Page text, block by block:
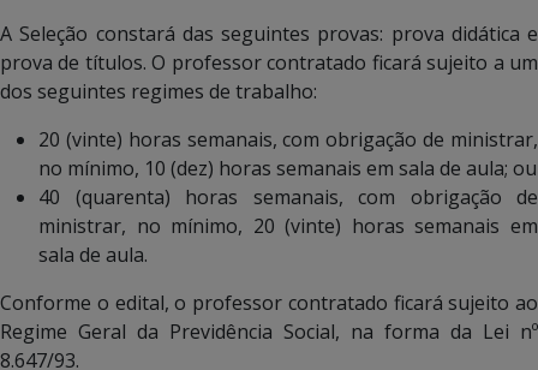
A Seleção constará das seguintes provas: prova didática e
prova de títulos. O professor contratado ficará sujeito a um
dos seguintes regimes de trabalho:
20 (vinte) horas semanais, com obrigação de ministrar,
no mínimo, 10 (dez) horas semanais em sala de aula; ou
40 (quarenta) horas semanais, com obrigação de
ministrar, no mínimo, 20 (vinte) horas semanais em
sala de aula.
Conforme o edital, o professor contratado ficará sujeito ao
Regime Geral da Previdência Social, na forma da Lei nº
8.647/93.